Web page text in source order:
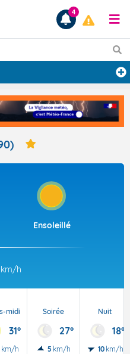
4
Ensoleillé
km/h
midi
31°
km/h
Soirée
27°
5 km/h
Nuit
18°
10 km/h